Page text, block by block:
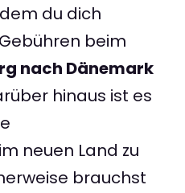
du dich
beim
nach Dänemark
hinaus ist es
neuen Land zu
brauchst